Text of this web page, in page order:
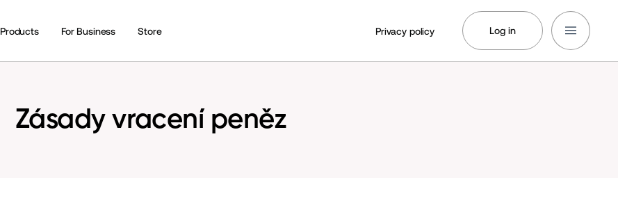
Products For Business Store Privacy policy Log in
Zásady vracení peněz